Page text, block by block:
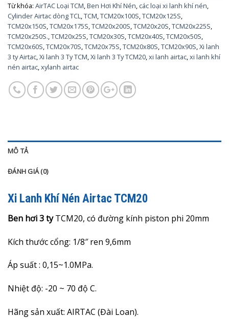
Từ khóa: AirTAC Loại TCM,Ben Hơi Khí Nén, các loại xi lanh khí nén,
Cylinder Airtac dòng TCL,TCM,TCM20x100S,TCM20x125S,
TCM20x150S,TCM20x175S,TCM20x200S,TCM20x20S,TCM20x225S,
TCM20x250S.,TCM20x25S,TCM20x30S,TCM20x40S,TCM20x50S,
TCM20x60S,TCM20x70S,TCM20x75S,TCM20x80S,TCM20x90S,Xi lanh
3 ty Airtac,Xi lanh 3 Ty TCM,Xi lanh 3 Ty TCM20,xi lanh airtac,xi lanh khí
nén airtac,xylanh airtac
MÔ TẢ
ĐÁNH GIÁ (0)
Xi Lanh Khí Nén Airtac TCM20
Ben hơi 3 tyTCM20, có đường kính piston phi 20mm
Kích thước cổng: 1/8″ ren 9,6mm
Áp suất : 0,15~1.0MPa.
Nhiệt độ: -20 ~ 70 độ C.
Hãng sản xuất: AIRTAC (Đài Loan).